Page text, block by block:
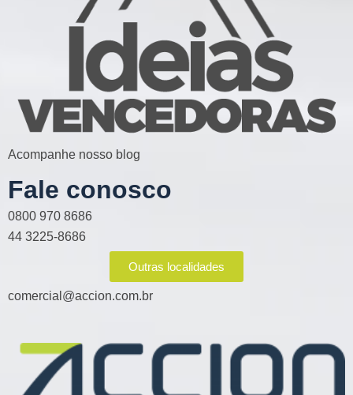
Acompanhe nosso blog
Fale conosco
0800 970 8686
44 3225-8686
Outras localidades
comercial@accion.com.br